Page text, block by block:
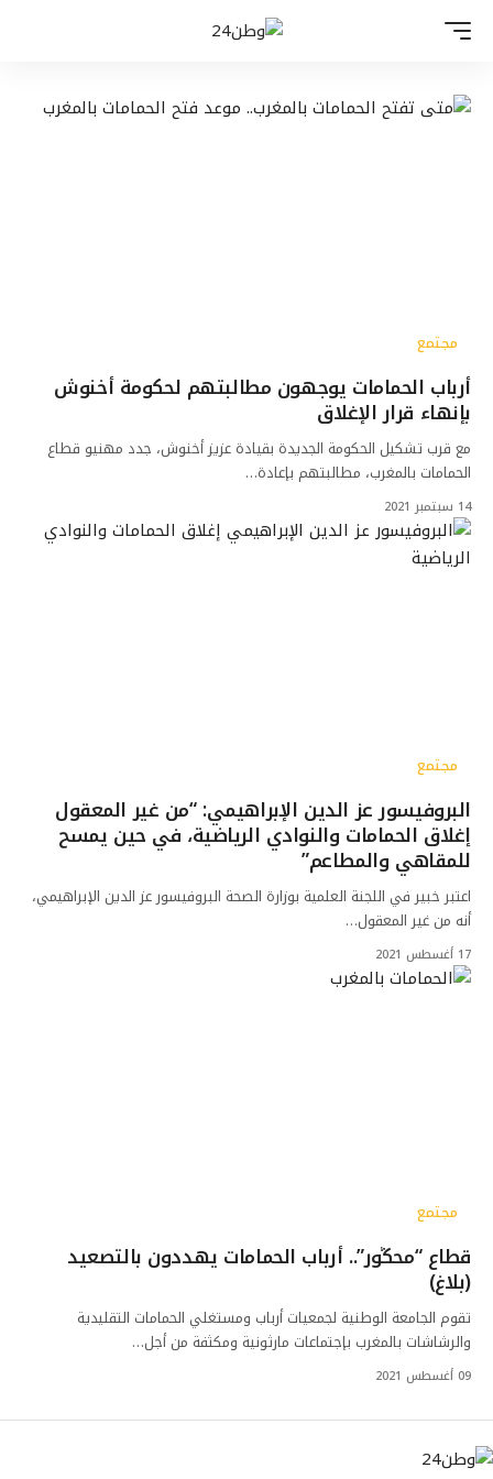
مجتمع
أرباب الحمامات يوجهون مطالبتهم لحكومة أخنوش
بإنهاء قرار الإغلاق
مع قرب تشكيل الحكومة الجديدة بقيادة عزيز أخنوش، جدد مهنيو قطاع
الحمامات بالمغرب، مطالبتهم بإعادة…
14 سبتمبر 2021
مجتمع
البروفيسور عز الدين الإبراهيمي: “من غير المعقول
إغلاق الحمامات والنوادي الرياضية، في حين يمسح
للمقاهي والمطاعم”
اعتبر خبير في اللجنة العلمية بوزارة الصحة البروفيسور عز الدين الإبراهيمي،
أنه من غير المعقول…
17 أغسطس 2021
مجتمع
قطاع “محڭور”.. أرباب الحمامات يهددون بالتصعيد
(بلاغ)
تقوم الجامعة الوطنية لجمعيات أرباب ومستغلي الحمامات التقليدية
والرشاشات بالمغرب بإجتماعات مارثونية ومكثفة من أجل…
09 أغسطس 2021